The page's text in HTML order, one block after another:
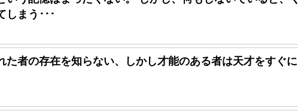
しまう･･･
た者の存在を知らない、しかし才能のある者は天才をすぐに